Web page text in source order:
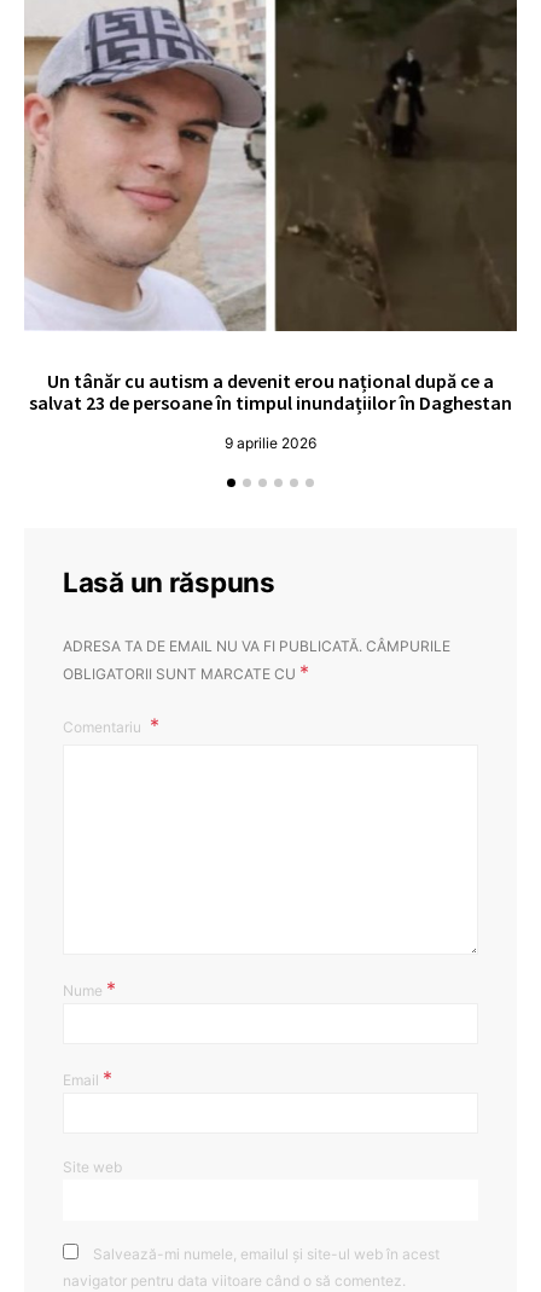
Un tânăr cu autism a devenit erou național după ce a
salvat 23 de persoane în timpul inundațiilor în Daghestan
9 aprilie 2026
Lasă un răspuns
ADRESA TA DE EMAIL NU VA FI PUBLICATĂ. CÂMPURILE
OBLIGATORII SUNT MARCATE CU *
Comentariu
Nume *
Email *
Site web
Salvează-mi numele, emailul și site-ul web în acest
navigator pentru data viitoare când o să comentez.